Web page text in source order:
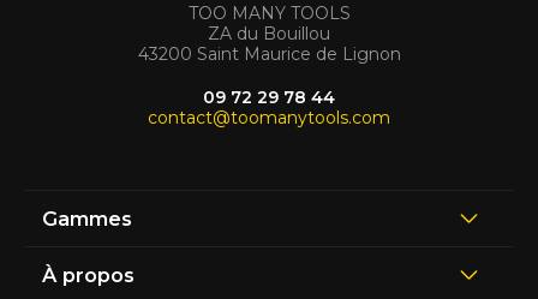
TOO MANY TOOLS
ZA du Bouillou
43200 Saint Maurice de Lignon
09 72 29 78 44
contact@toomanytools.com
Gammes
À propos